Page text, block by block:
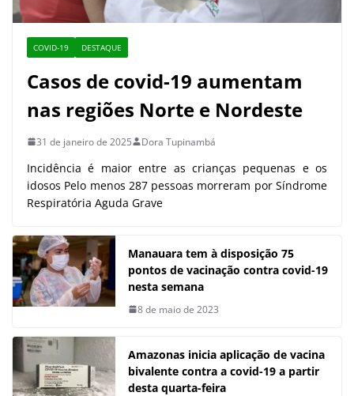
COVID-19 DESTAQUE
Casos de covid-19 aumentam
nas regiões Norte e Nordeste
31 de janeiro de 2025 Dora Tupinambá
Incidência é maior entre as crianças pequenas e os
idosos Pelo menos 287 pessoas morreram por Síndrome
Respiratória Aguda Grave
Manauara tem à disposição 75
pontos de vacinação contra covid-19
nesta semana
8 de maio de 2023
Amazonas inicia aplicação de vacina
bivalente contra a covid-19 a partir
desta quarta-feira